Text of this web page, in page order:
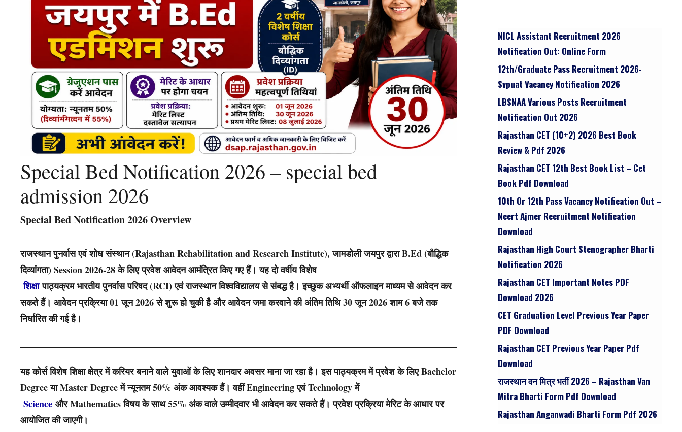
Special Bed Notification 2026 – special bed
admission 2026
Special Bed Notification 2026 Overview
राजस्थान पुनर्वास एवं शोध संस्थान (Rajasthan Rehabilitation and Research Institute), जामडोली जयपुर द्वारा B.Ed (बौद्धिक
दिव्यांगता) Session 2026-28 के लिए प्रवेश आवेदन आमंत्रित किए गए हैं। यह दो वर्षीय विशेष
शिक्षापाठ्यक्रम भारतीय पुनर्वास परिषद (RCI) एवं राजस्थान विश्वविद्यालय से संबद्ध है। इच्छुक अभ्यर्थी ऑफलाइन माध्यम से आवेदन कर
सकते हैं। आवेदन प्रक्रिया 01 जून 2026 से शुरू हो चुकी है और आवेदन जमा करवाने की अंतिम तिथि 30 जून 2026 शाम 6 बजे तक
निर्धारित की गई है।
यह कोर्स विशेष शिक्षा क्षेत्र में करियर बनाने वाले युवाओं के लिए शानदार अवसर माना जा रहा है। इस पाठ्यक्रम में प्रवेश के लिए Bachelor
Degree या Master Degree में न्यूनतम 50% अंक आवश्यक हैं। वहीं Engineering एवं Technology में
Science और Mathematics विषय के साथ 55% अंक वाले उम्मीदवार भी आवेदन कर सकते हैं। प्रवेश प्रक्रिया मेरिट के आधार पर
आयोजित की जाएगी।
NICL Assistant Recruitment 2026
Notification Out: Online Form
12th/graduate Pass Recruitment 2026-
Svpuat Vacancy Notification 2026
LBSNAA Various Posts Recruitment
Notification Out 2026
Rajasthan CET (10+2) 2026 Best Book
Review & Pdf 2026
Rajasthan CET 12th Best Book List – Cet
Book Pdf Download
10th Or 12th Pass Vacancy Notification Out –
Ncert Ajmer Recruitment Notification
Download
Rajasthan High Court Stenographer Bharti
Notification 2026
Rajasthan CET Important Notes PDF
Download 2026
CET Graduation Level Previous Year Paper
PDF Download
Rajasthan CET Previous Year Paper Pdf
Download
राजस्थान वन मित्र भर्ती 2026 – Rajasthan Van
Mitra Bharti Form Pdf Download
Rajasthan Anganwadi Bharti Form Pdf 2026